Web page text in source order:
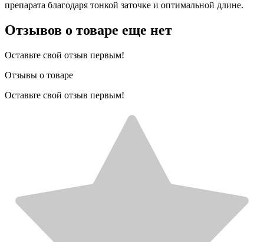
препарата благодаря тонкой заточке и оптимальной длине.
Отзывов о товаре еще нет
Оставьте свой отзыв первым!
Отзывы о товаре
Оставьте свой отзыв первым!